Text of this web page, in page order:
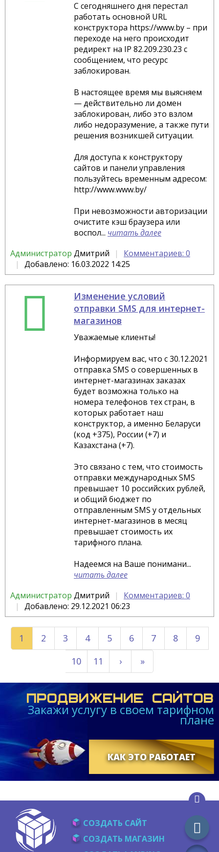
С сегодняшнего дня перестал
работать основной URL
конструктора https://www.by – при
переходе на него происходит
редирект на IP 82.209.230.23 c
сообщением, что ресурс
заблокирован.
В настоящее время мы выясняем
— действительно ли домен
заблокирован, либо это взлом
либо недоразумение, а также пути
решения возникшей ситуации.
Для доступа к конструктору
сайтов и панели управления
пользуйтесь временным адресом:
http://www.www.by/
При невозможности авторизации
очистите кэш браузера или
воспол... читать далее
Администратор Дмитрий
Комментариев: 0
Добавлено: 16.03.2022 14:25
Изменение условий
отправки SMS для интернет-
магазинов
Уважаемые клиенты!
Информируем вас, что с 30.12.2021
отправка SMS о совершенных в
интернет-магазинах заказах
будет возможна только на
номера телефонов тех стран, в
которых работает наш
конструктор, а именно Беларуси
(код +375), России (+7) и
Казахстана (+7).
Это связано с тем, что стоимость
отправки международных SMS
превышает 10 российских рублей,
и общий бюджет по
отправленным SMS у отдельных
интернет-магазинов в месяц
превышает стоимость их
тарифного плана.
Надеемся на Ваше понимани...
читать далее
Администратор Дмитрий
Комментариев: 0
Добавлено: 29.12.2021 06:23
1 2 3 4 5 6 7 8
9
10
11 › »
ПРОДВИЖЕНИЕ САЙТОВ
Закажи услугу в своем тарифном
плане
КАК ЭТО РАБОТАЕТ
СОЗДАТЬ САЙТ
СОЗДАТЬ МАГАЗИН